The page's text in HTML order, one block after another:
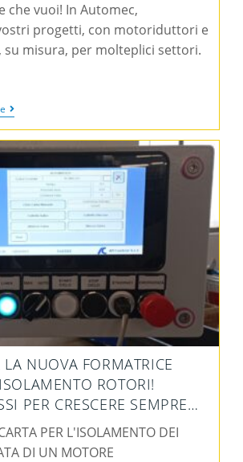
vuoi! In Automec,
progetti, con motoriduttori e
su misura, per molteplici settori.
LA NUOVA FORMATRICE
ROTORI!
PER CRESCERE SEMPRE…
PER L'ISOLAMENTO DEI
DI UN MOTORE